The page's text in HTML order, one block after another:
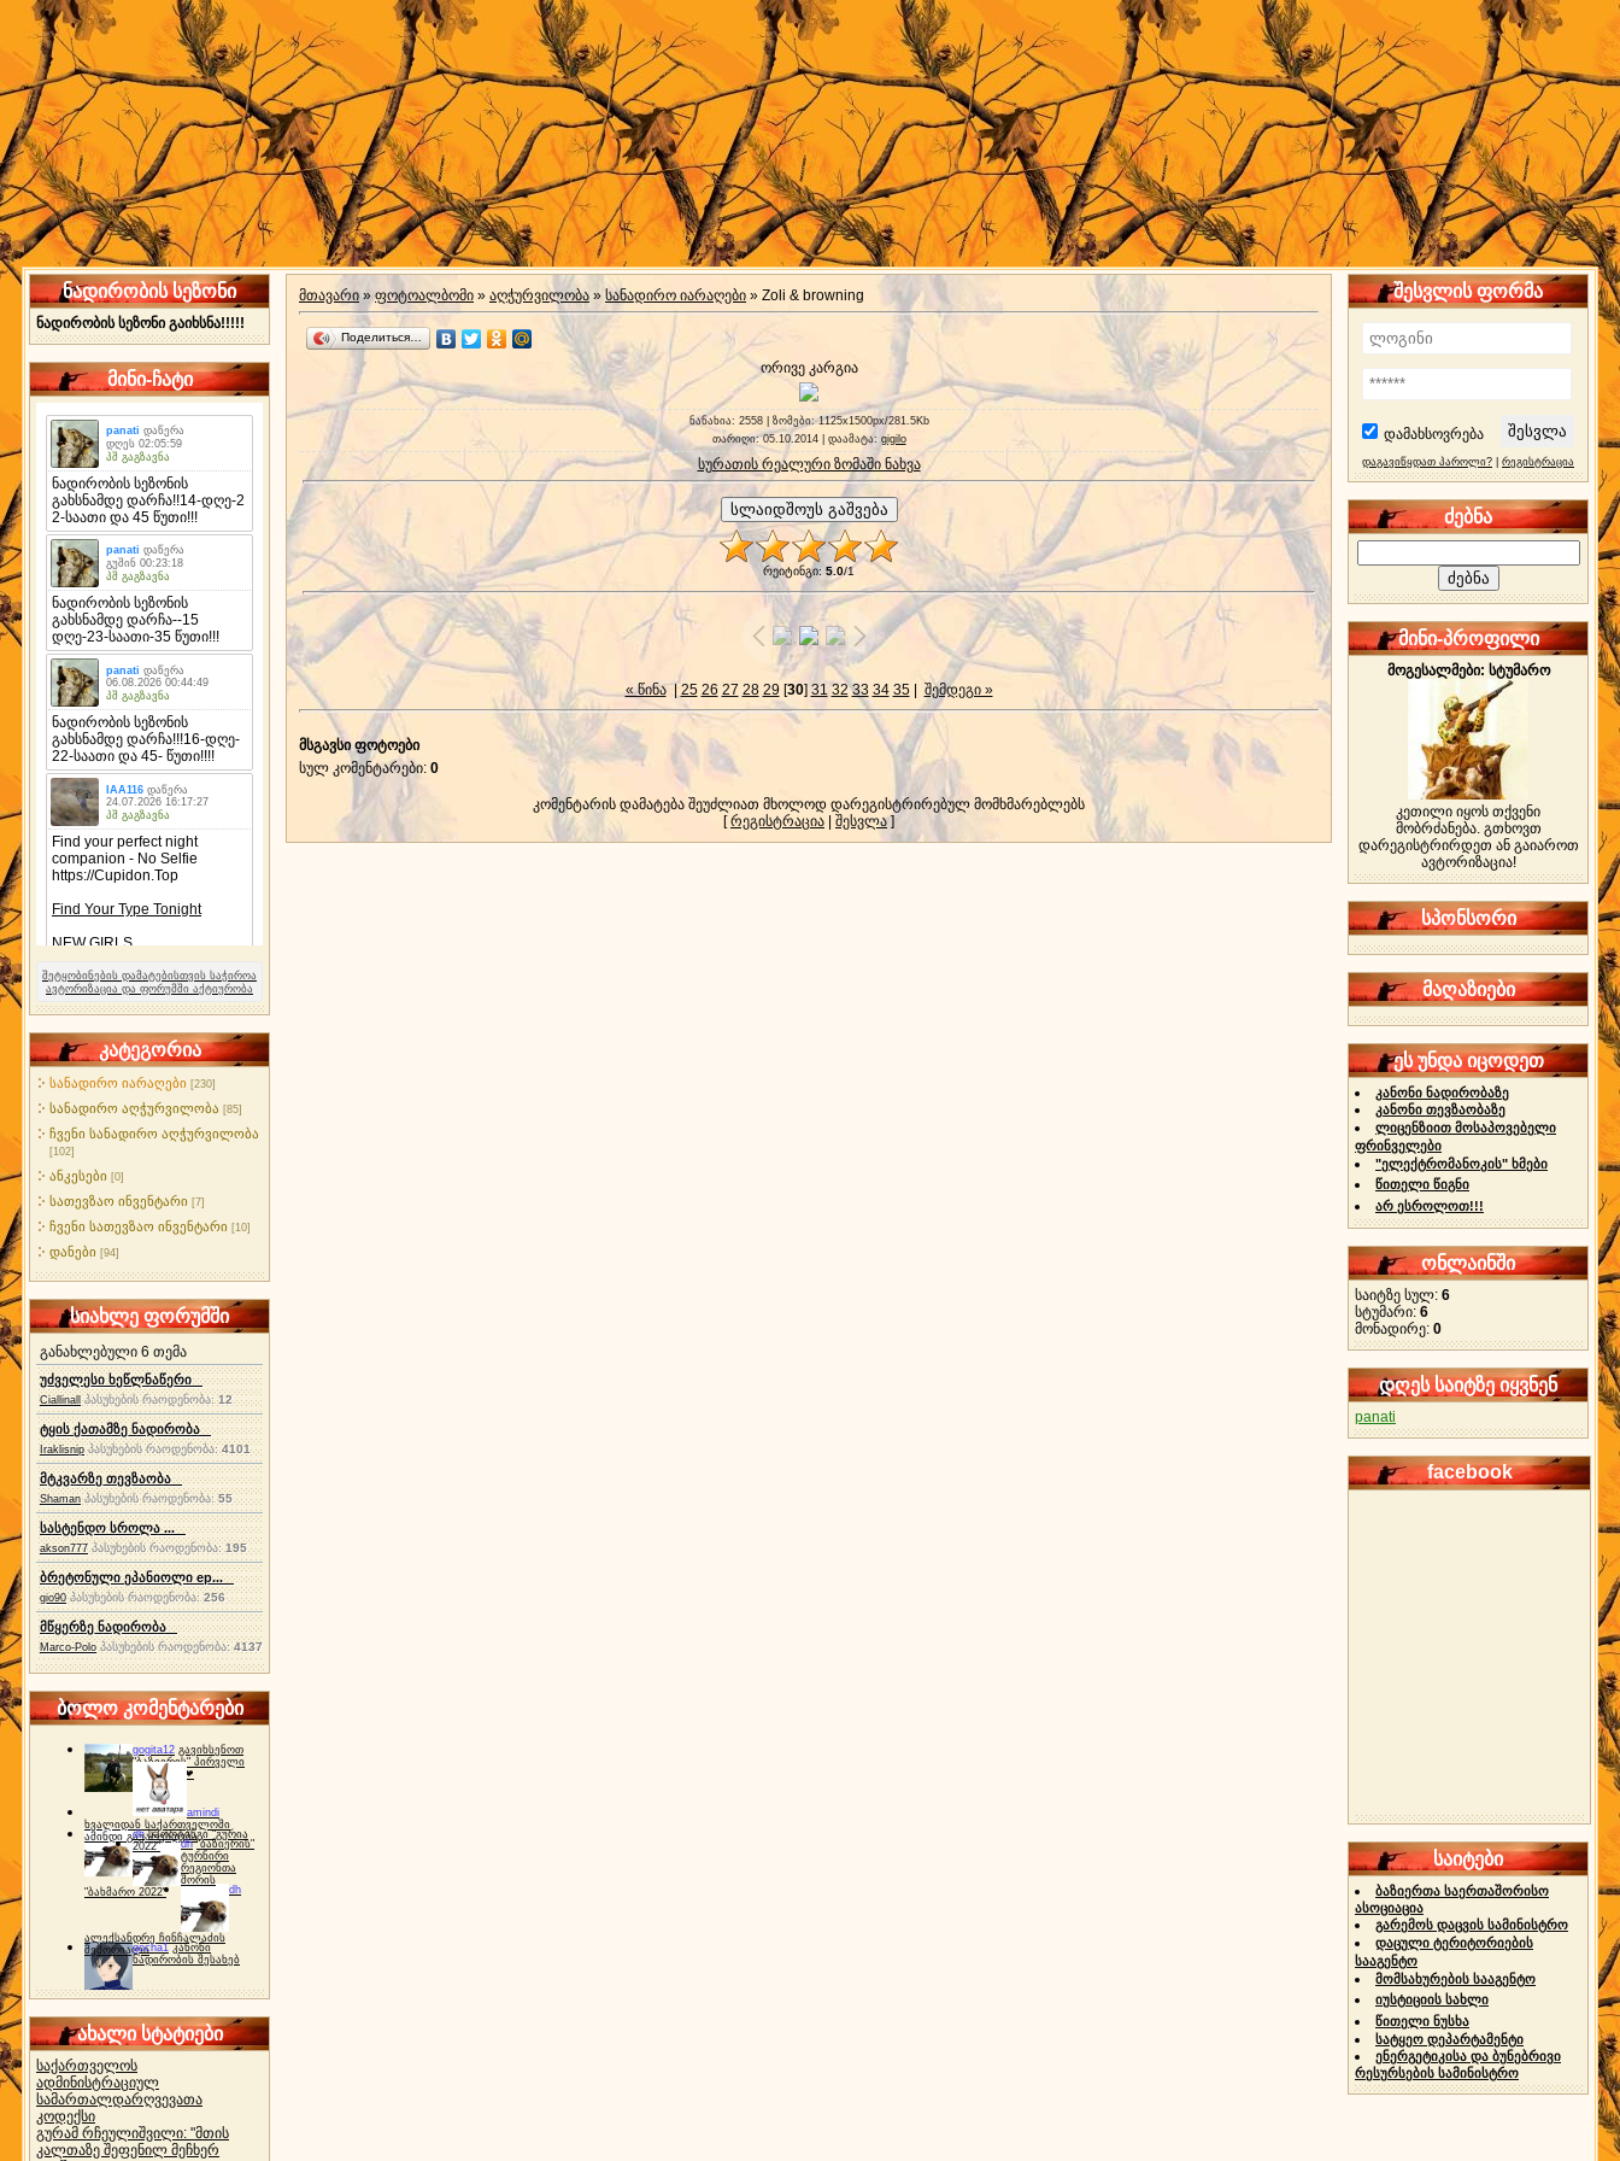
ნადირობის სეზონი
ნადირობის სეზონი გაიხსნა!!!!!
მინი-ჩატი
შეტყობინების დამატებისთვის საჭიროა
ავტორიზაცია და ფორუმში აქტიურობა
კატეგორია
სანადირო იარაღები [230]
სანადირო აღჭურვილობა [85]
ჩვენი სანადირო აღჭურვილობა
[102]
ანკესები [0]
სათევზაო ინვენტარი [7]
ჩვენი სათევზაო ინვენტარი [10]
დანები [94]
სიახლე ფორუმში
განახლებული 6 თემა
უძველესი ხეწლნაწერი
Ciallinall პასუხების რაოდენობა:12
ტყის ქათამზე ნადირობა
Iraklisnip პასუხების რაოდენობა: 4101
მტკვარზე თევზაობა
Shaman პასუხების რაოდენობა:55
სასტენდო სროლა ...
akson777 პასუხების რაოდენობა:195
ბრეტონული ეპანიოლი ep...
gio90 პასუხების რაოდენობა:256
მწყერზე ნადირობა
Marco-Polo პასუხების რაოდენობა:4137
ბოლო კომენტარები
gogita12 გავიხსენოთ
"ბაზიერის" პირველი
ტურნირი ❤
amindi
ხვალიდან საქართველოში
ამინდი გაუარესდება
dh სპორტინგი "გურია
2022"
dh "ბაზიერის"
ტურნირი
რეგიონთა
შორის
"ბახმარო 2022"
dh
ალექსანდრე ჩინჩალაძის
მემორიალიgocha1 კანონი
ნადირობის შესახებ
ახალი სტატიები
საქართველოს
ადმინისტრაციულ
სამართალდარღვევათა
კოდექსი
გურამ რჩეულიშვილი: "მთის
კალთაზე შეფენილ მეჩხერ
მთავარი » ფოტოალბომი » აღჭურვილობა » სანადირო იარაღები » Zoli & browning
Поделиться…
ორივე კარგია
ნანახია: 2558 | ზომები: 1125x1500px/281.5Kb
თარიღი: 05.10.2014 | დაამატა: gigilo
სურათის რეალური ზომაში ნახვა
რეიტინგი: 5.0/1
« წინა|25 26 27 28 29[30] 31 32 33 34 35| შემდეგი »
მსგავსი ფოტოები
სულ კომენტარები: 0
კომენტარის დამატება შეუძლიათ მხოლოდ დარეგისტრირებულ მომხმარებლებს
[რეგისტრაცია შესვლა]
შესვლის ფორმა
დამახსოვრება
დაგავიწყდათ პაროლი? რეგისტრაცია
ძებნა
მინი-პროფილი
მოგესალმები: სტუმარო
კეთილი იყოს თქვენი
მობრძანება. გთხოვთ
დარეგისტრირდეთ ან გაიაროთ
ავტორიზაცია!
სპონსორი
მაღაზიები
ეს უნდა იცოდეთ
კანონი ნადირობაზე
კანონი თევზაობაზე
ლიცენზიით მოსაპოვებელი
ფრინველები
"ელექტრომანოკის" ხმები
წითელი წიგნი
არ ესროლოთ!!!
ონლაინში
საიტზე სულ: 6
სტუმარი: 6
მონადირე: 0
დღეს საიტზე იყვნენ
panati
facebook
საიტები
ბაზიერთა საერთაშორისო
ასოციაცია
გარემოს დაცვის სამინისტრო
დაცული ტერიტორიების
სააგენტო
მომსახურების სააგენტო
იუსტიციის სახლი
წითელი ნუსხა
სატყეო დეპარტამენტი
ენერგეტიკისა და ბუნებრივი
რესურსების სამინისტრო